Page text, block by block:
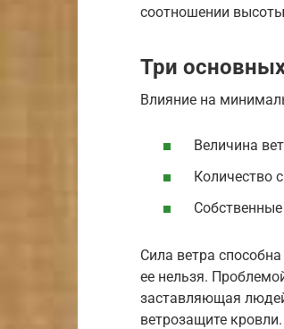
соотношении
Три
Влияние на
Величина
Количество
Сила ветра
ее нельзя.
заставляющая
ветрозащите